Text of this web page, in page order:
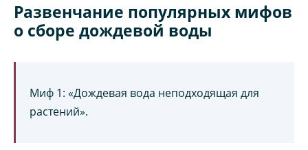
Развенчание популярных мифов
о сборе дождевой воды
Миф 1: «Дождевая вода неподходящая для
растений».